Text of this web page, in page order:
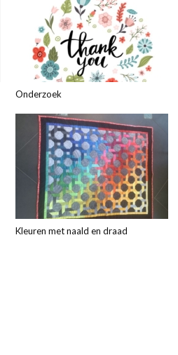
Onderzoek
Kleuren met naald en draad